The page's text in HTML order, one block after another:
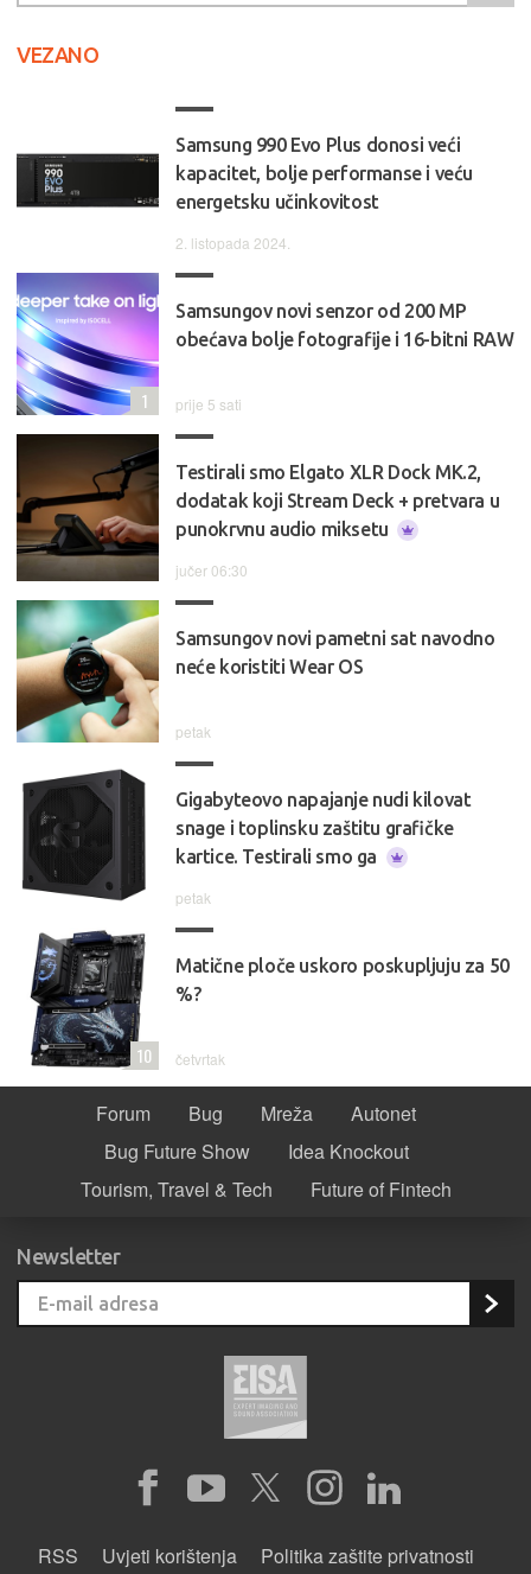
VEZANO
Samsung 990 Evo Plus donosi veći
kapacitet, bolje performanse i veću
energetsku učinkovitost
2. listopada 2024.
Samsungov novi senzor od 200 MP
obećava bolje fotografije i 16-bitni RAW
prije 5 sati
1
Testirali smo Elgato XLR Dock MK.2,
dodatak koji Stream Deck + pretvara u
punokrvnu audio miksetu
jučer 06:30
Samsungov novi pametni sat navodno
neće koristiti Wear OS
petak
Gigabyteovo napajanje nudi kilovat
snage i toplinsku zaštitu grafičke
kartice. Testirali smo ga
petak
Matične ploče uskoro poskupljuju za 50
%?
četvrtak
10
Forum Bug Mreža
Autonet
Bug Future Show
Idea Knockout
Tourism, Travel & Tech
Future of Fintech
Newsletter
RSS Uvjeti korištenja
Politika zaštite privatnosti